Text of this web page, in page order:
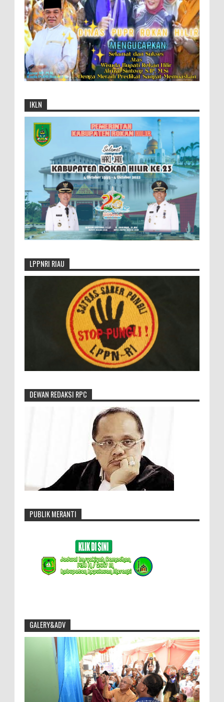
IKLN
LPPNRI RIAU
DEWAN REDAKSI RPC
PUBLIK MERANTI
GALERY&ADV